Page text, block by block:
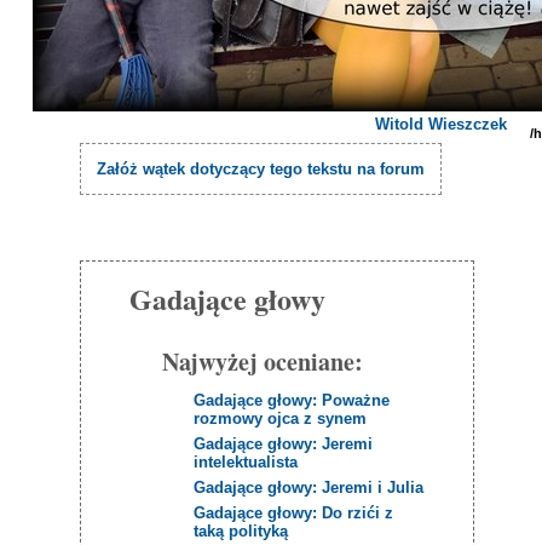
Witold Wieszczek
Załóż wątek dotyczący tego tekstu na forum
Gadające głowy
Najwyżej oceniane:
Gadające głowy: Poważne
rozmowy ojca z synem
Gadające głowy: Jeremi
intelektualista
Gadające głowy: Jeremi i Julia
Gadające głowy: Do rzići z
taką polityką
/